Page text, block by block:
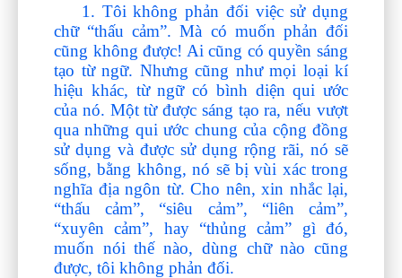
1. Tôi không phản đối việc sử dụng
chữ “thấu cảm”. Mà có muốn phản đối
cũng không được! Ai cũng có quyền sáng
tạo từ ngữ. Nhưng cũng như mọi loại kí
hiệu khác, từ ngữ có bình diện qui ước
của nó. Một từ được sáng tạo ra, nếu vượt
qua những qui ước chung của cộng đồng
sử dụng và được sử dụng rộng rãi, nó sẽ
sống, bằng không, nó sẽ bị vùi xác trong
nghĩa địa ngôn từ. Cho nên, xin nhắc lại,
“thấu cảm”, “siêu cảm”, “liên cảm”,
“xuyên cảm”, hay “thủng cảm” gì đó,
muốn nói thế nào, dùng chữ nào cũng
được, tôi không phản đối.